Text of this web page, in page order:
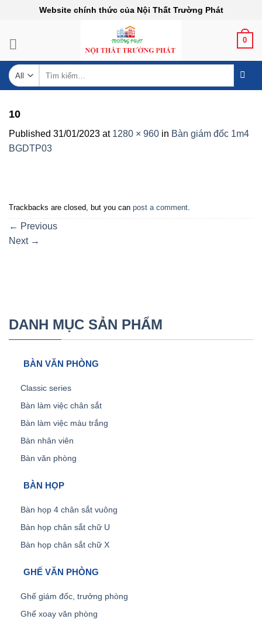
Website chính thức của Nội Thất Trường Phát
0
kiếm:
10
Published 31/01/2023 at 1280 × 960 in Bàn giám đốc 1m4
BGDTP03
Trackbacks are closed, but you can post a comment.
← Previous
Next →
DANH MỤC SẢN PHẨM
BÀN VĂN PHÒNG
Classic series
Bàn làm việc chân sắt
Bàn làm việc màu trắng
Bàn nhân viên
Bàn văn phòng
BÀN HỌP
Bàn họp 4 chân sắt vuông
Bàn họp chân sắt chữ U
Bàn họp chân sắt chữ X
GHẾ VĂN PHÒNG
Ghế giám đốc, trưởng phòng
Ghế xoay văn phòng